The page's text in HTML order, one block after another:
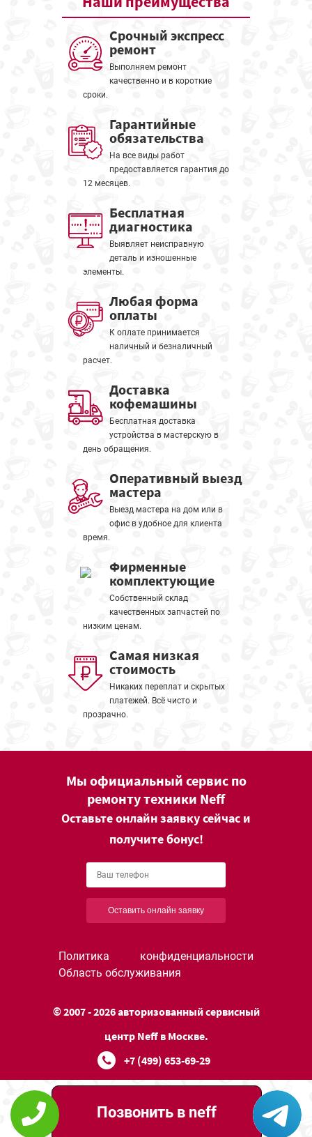
Срочный экспресс
ремонт
Выполняем ремонт
качественно и в короткие
сроки.
Гарантийные
обязательства
На все виды работ
предоставляется гарантия до
12 месяцев.
Бесплатная
диагностика
Выявляет неисправную
деталь и изношенные
элементы.
Любая форма
оплаты
К оплате принимается
наличный и безналичный
расчет.
Доставка
кофемашины
Бесплатная доставка
устройства в мастерскую в
день обращения.
Оперативный выезд
мастера
Выезд мастера на дом или в
офис в удобное для клиента
время.
Фирменные
комплектующие
Собственный склад
качественных запчастей по
низким ценам.
Самая низкая
стоимость
Никаких переплат и скрытых
платежей. Всё чисто и
прозрачно.
Мы официальный сервис по
ремонту техники Neff
Оставьте онлайн заявку сейчас и
получите бонус!
Оставить онлайн заявку
Политика конфиденциальности
Область обслуживания
© 2007 - 2026 авторизованный сервисный
центр Neff в Москве.
+7 (499) 653-69-29
Позвонить в neff